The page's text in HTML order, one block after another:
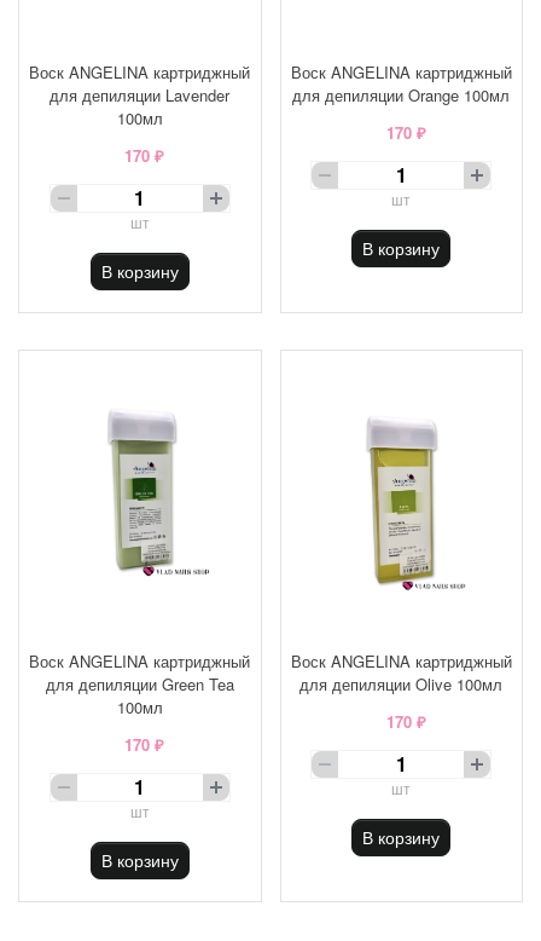
Воск ANGELINA картриджный
для депиляции Lavender
100мл
170 ₽
шт
В корзину
Воск ANGELINA картриджный
для депиляции Orange 100мл
170 ₽
шт
В корзину
Воск ANGELINA картриджный
для депиляции Green Tea
100мл
170 ₽
шт
В корзину
Воск ANGELINA картриджный
для депиляции Olive 100мл
170 ₽
шт
В корзину